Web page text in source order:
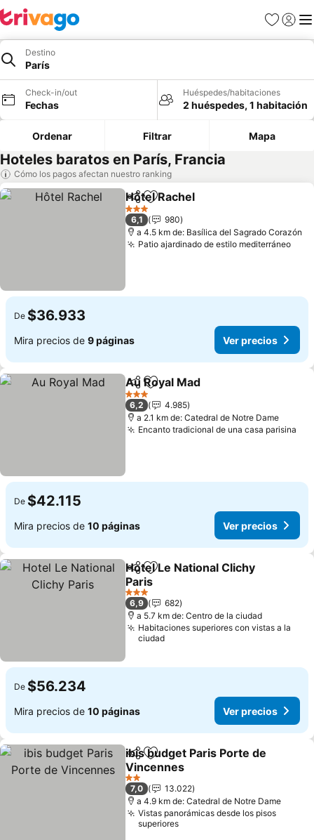
Favoritos
Iniciar
Destino
París
Check-in/out
Fechas
Huéspedes/habitaciones
2 huéspedes, 1 habitación
Ordenar Filtrar Mapa
Hoteles baratos en París, Francia
Cómo los pagos afectan nuestro ranking
CompartirAgregar a favoritos
Hôtel Rachel
3 Estrellas
6,1
980
a 4.5 km de: Basílica del Sagrado Corazón
Patio ajardinado de estilo mediterráneo
De $36.933
Mira precios de 9 páginas Ver precios
CompartirAgregar a favoritos
Au Royal Mad
3 Estrellas
6,2
4.985
a 2.1 km de: Catedral de Notre Dame
Encanto tradicional de una casa parisina
De $42.115
Mira precios de 10 páginas Ver precios
CompartirAgregar a favoritos
Hotel Le National Clichy
Paris
3 Estrellas
6,9
682
a 5.7 km de: Centro de la ciudad
Habitaciones superiores con vistas a la
ciudad
De $56.234
Mira precios de 10 páginas Ver precios
CompartirAgregar a favoritos
ibis budget Paris Porte de
Vincennes
2 Estrellas
7,0
13.022
a 4.9 km de: Catedral de Notre Dame
Vistas panorámicas desde los pisos
superiores